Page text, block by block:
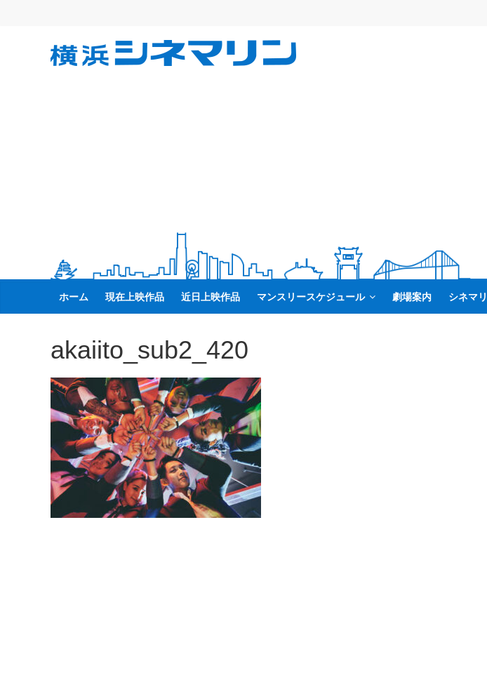
横
リ
ン
た
映
画
は
の
街
で
ホーム 現在上映作品 近日上映作品 マンスリースケジュール 劇場案内 シネマ
akaiito_sub2_420